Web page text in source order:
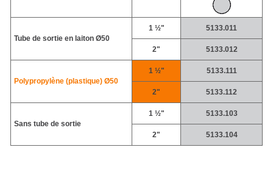
Tube de sortie en laiton Ø50
1 ½" 5133.011
2" 5133.012
Polypropylène (plastique) Ø50
1 ½" 5133.111
2" 5133.112
Sans tube de sortie
1 ½" 5133.103
2" 5133.104